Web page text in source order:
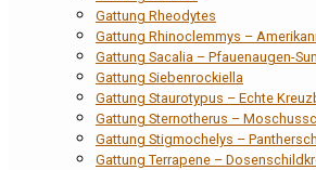
Gattung Rheodytes
Gattung Rhinoclemmys –
Gattung Sacalia – Pfauenaugen-
Gattung Siebenrockiella
Gattung Staurotypus – Echte
Gattung Sternotherus –
Gattung Stigmochelys –
Gattung Terrapene –